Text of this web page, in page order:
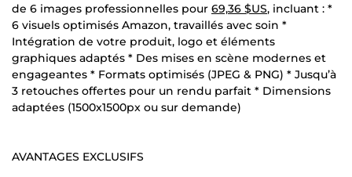
de 6 images professionnelles pour 69,36 $US, incluant : *
6 visuels optimisés Amazon, travaillés avec soin *
Intégration de votre produit, logo et éléments
graphiques adaptés * Des mises en scène modernes et
engageantes * Formats optimisés (JPEG & PNG) * Jusqu’à
3 retouches offertes pour un rendu parfait * Dimensions
adaptées (1500x1500px ou sur demande)
AVANTAGES EXCLUSIFS